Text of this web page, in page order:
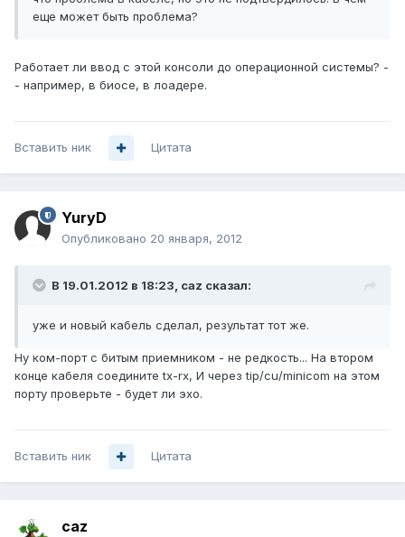
еще может быть проблема?
Работает ли ввод с этой консоли до операционной системы? -
- например, в биосе, в лоадере.
Вставить ник Цитата
YuryD
Опубликовано 20 января, 2012
В 19.01.2012 в 18:23, caz сказал:
уже и новый кабель сделал, результат тот же.
Ну ком-порт с битым приемником - не редкость... На втором
конце кабеля соедините tx-rx, И через tip/cu/minicom на этом
порту проверьте - будет ли эхо.
Вставить ник Цитата
caz